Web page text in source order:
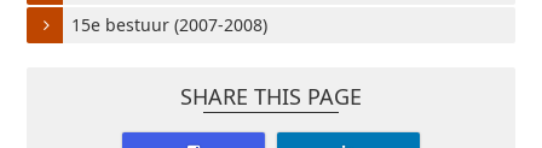
15e bestuur (2007-2008)
SHARE THIS PAGE